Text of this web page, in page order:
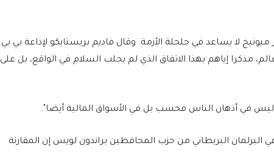
لا يساعد في حلحلة الأزمة. وقال فاديم بريستايكو لإذاعة بي بي
مذكرا إياهم بهذا الاتفاق الذي لم يجلب السلام في الواقع، بل على
في أذهان الناس فحسب بل في الأسواق المالية أيضا".
البريطاني من حزب المحافظين براندون لويس إن المقارنة